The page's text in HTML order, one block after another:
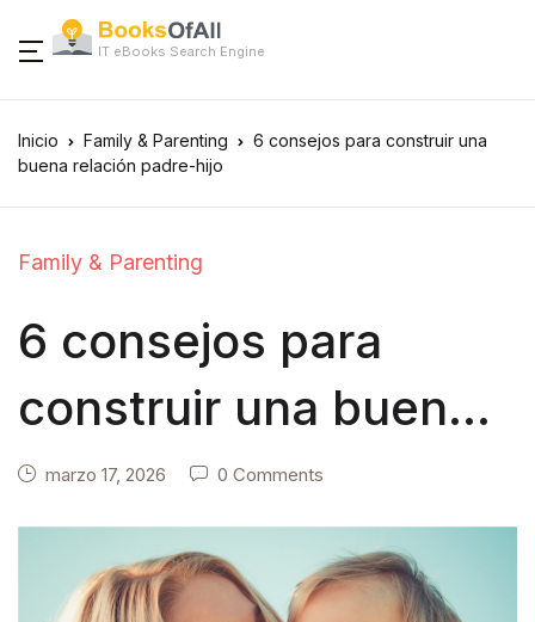
IT eBooks Search Engine
Inicio Family & Parenting
6 consejos para construir una
buena relación padre-hijo
Family & Parenting
6 consejos para
construir una buena
relación padre-hijo
marzo 17, 2026 0 Comments